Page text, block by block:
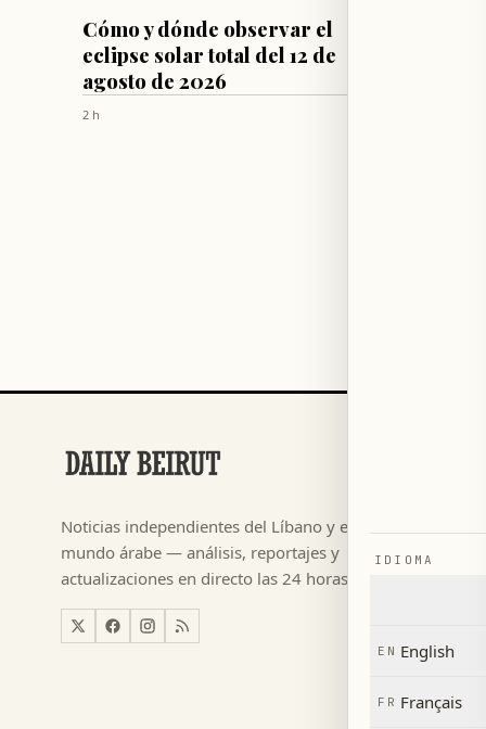
VARIOS
Cómo y dónde observar el
eclipse solar total del 12 de
agosto de 2026
2 h
Noticias independientes del Líbano y el
mundo árabe — análisis, reportajes y
actualizaciones en directo las 24 horas.
٢٠٢٦
→ Noticias
Mundo
IDIOMA
EN English
FR Français